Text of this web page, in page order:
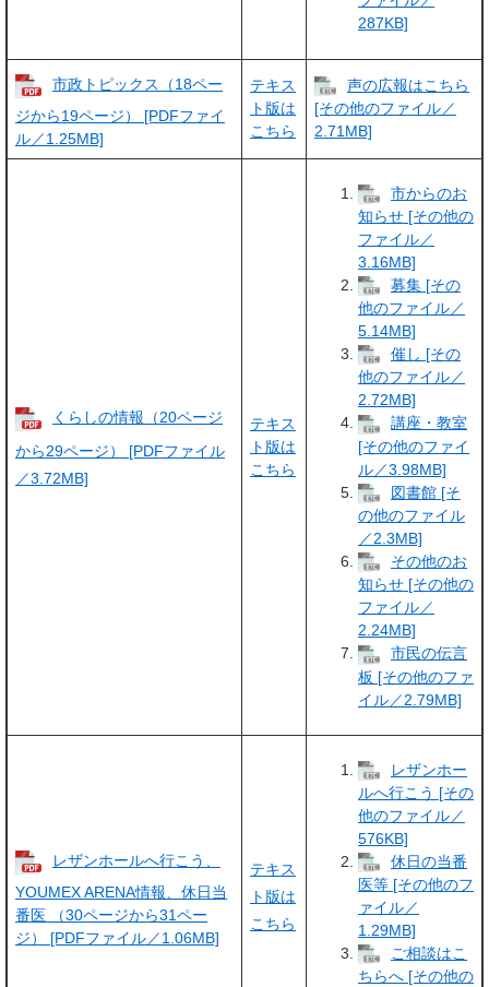
287KB]
市政トピックス（18ペー
ジから19ページ） [PDFファイ
ル／1.25MB]
テキス
ト版は
こちら
声の広報はこちら
[その他のファイル／
2.71MB]
くらしの情報（20ページ
から29ページ） [PDFファイル
／3.72MB]
テキス
ト版は
こちら
市からのお
知らせ [その他の
ファイル／
3.16MB]
募集 [その
他のファイル／
5.14MB]
催し [その
他のファイル／
2.72MB]
講座・教室
[その他のファイ
ル／3.98MB]
図書館 [そ
の他のファイル
／2.3MB]
その他のお
知らせ [その他の
ファイル／
2.24MB]
市民の伝言
板 [その他のファ
イル／2.79MB]
レザンホールへ行こう、
YOUMEX ARENA情報、休日当
番医 （30ページから31ペー
ジ） [PDFファイル／1.06MB]
テキス
ト版は
こちら
レザンホー
ルへ行こう [その
他のファイル／
576KB]
休日の当番
医等 [その他のフ
ァイル／
1.29MB]
ご相談はこ
ちらへ [その他の